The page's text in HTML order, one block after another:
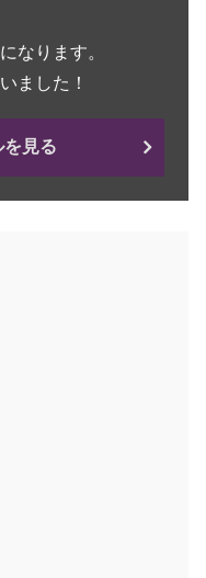
なります。
ました！
見る